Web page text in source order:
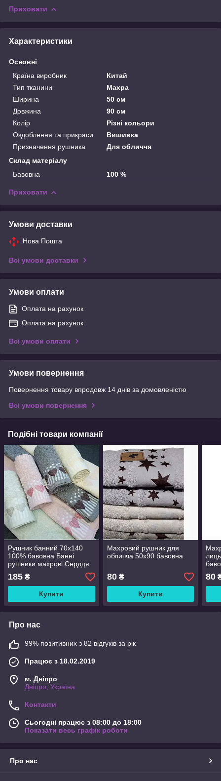
Приховати
Характеристики
Основні
Країна виробник
Китай
Тип тканини
Махра
Ширина
50 см
Довжина
90 см
Колір
Різні кольори
Оздоблення та прикраси
Вишивка
Призначення рушника
Для обличчя
Склад матеріалу
Бавовна
100 %
Приховати
Умови доставки
Нова Пошта
Всі умови доставки
Умови оплати
Оплата на рахунок
Оплата на рахунок
Всі умови оплати
Умови повернення
Повернення товару впродовж 14 днів за домовленістю
Всі умови повернення
Подібні товари компанії
Рушник банний 70х140
100% бавовна Банні
рушники махрові Сердця
185 ₴
Купити
Махровий рушник для
обличча 50х90 бавовна
80₴
Купити
80
Про нас
99% позитивних з 82 відгуків за рік
Працює з 18.02.2019
м. Дніпро
Дніпро, Україна
Контакти
Сьогодні працює з 08:00 до 18:00
Показати весь графік роботи
Про нас